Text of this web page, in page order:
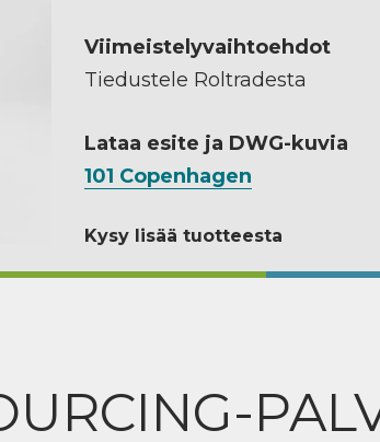
Viimeistelyvaihtoehdot
Tiedustele Roltradesta
Lataa esite ja DWG-kuvia
101 Copenhagen
Kysy lisää tuotteesta